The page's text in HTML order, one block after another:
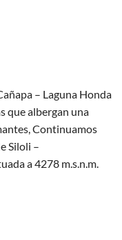
– Laguna Honda
que albergan una
Continuamos
Siloli –
a 4278 m.s.n.m.